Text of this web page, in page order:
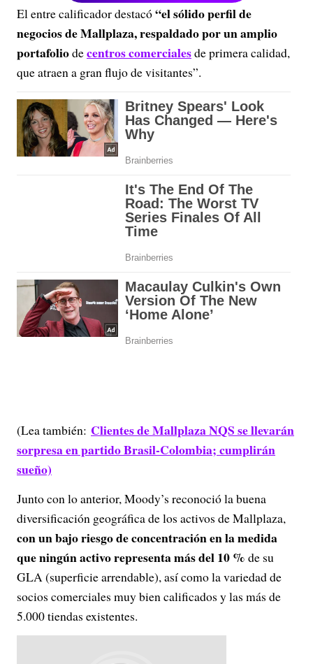
El entre calificador destacó“el sólido perfil de
negocios de Mallplaza, respaldado por un amplio
portafoliodecentros comercialesde primera calidad,
que atraen a gran flujo de visitantes”.
(Lea también: Clientes de Mallplaza NQS se llevarán
sorpresa en partido Brasil-Colombia; cumplirán
sueño)
Junto con lo anterior, Moody’s reconoció la buena
diversificación geográfica de los activos de Mallplaza,
con un bajo riesgo de concentración en la medida
que ningún activo representa más del 10 % de su
GLA (superficie arrendable), así como la variedad de
socios comerciales muy bien calificados y las más de
5.000 tiendas existentes.